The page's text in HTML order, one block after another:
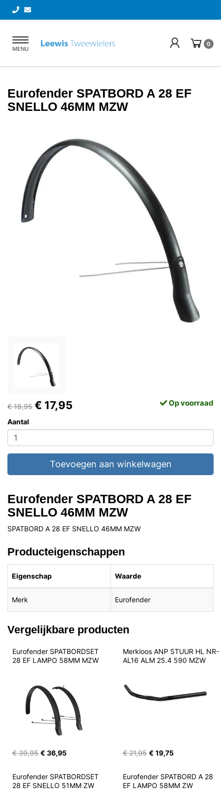
Toggle
navigation
MENU
0
Eurofender SPATBORD A 28 EF
SNELLO 46MM MZW
€ 18,95 € 17,95 Op voorraad
Aantal
Toevoegen aan winkelwagen
Eurofender SPATBORD A 28 EF
SNELLO 46MM MZW
SPATBORD A 28 EF SNELLO 46MM MZW
Producteigenschappen
Eigenschap Waarde
Merk Eurofender
Vergelijkbare producten
Eurofender SPATBORDSET
28 EF LAMPO 58MM MZW
€ 39,95 € 36,95
Merkloos ANP STUUR HL NR-
AL16 ALM 25.4 590 MZW
€ 21,95 € 19,75
Eurofender SPATBORDSET
28 EF SNELLO 51MM ZW
Eurofender SPATBORD A 28
EF LAMPO 58MM ZW